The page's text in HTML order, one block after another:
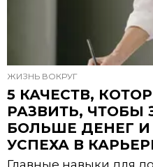
ЖИЗНЬ ВОКРУГ
5 КАЧЕСТВ,
РАЗВИТЬ, ЧТОБЫ
БОЛЬШЕ ДЕНЕГ
УСПЕХА В
Главные навыки для